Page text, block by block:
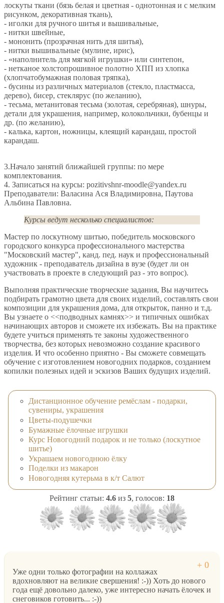
лоскуты ткани (бязь белая и цветная - однотонная и с мелким
рисунком, декоративная ткань),
- иголки для ручного шитья и вышивальные,
- нитки швейные,
- мононить (прозрачная нить для шитья),
- нитки вышивальные (мулине, ирис),
- «наполнитель для мягкой игрушки» или синтепон,
- нетканое холстопрошивное полотно ХПП из хлопка
(хлопчатобумажная половая тряпка),
- бусины из различных материалов (стекло, пластмасса,
дерево), бисер, стеклярус (по желанию),
- тесьма, метанитовая тесьма (золотая, серебряная), шнуры,
детали для украшения, например, колокольчики, бубенцы и
др. (по желанию),
- калька, картон, ножницы, клеящий карандаш, простой
карандаш.
3.Начало занятий ближайшей группы: по мере
комплектования.
4. Записаться на курсы: pozitivshnr-moodle@yandex.ru
Преподаватели: Валасина Ася Владимировна, Паутова
Альбина Павловна.
Курсы ведут несколько специалистов:
Мастер по лоскутному шитью, победитель московского
городского конкурса профессионального мастерства
"Московский мастер", канд. пед. наук и профессиональный
художник - преподаватель дизайна в вузе (будет ли он
участвовать в проекте в следующий раз - это вопрос).
Выполняя практические творческие задания, Вы научитесь
подбирать грамотно цвета для своих изделий, составлять свои
композиции для украшения дома, для открыток, панно и т.д.
Вы узнаете о <<подводных камнях>> и типичных ошибках
начинающих авторов и сможете их избежать. Вы на практике
будете учиться применять те законы художественного
творчества, без которых невозможно создание красивого
изделия. И что особенно приятно - Вы сможете совмещать
обучение с изготовлением новогодних подарков, созданием
копилки полезных идей и эскизов Ваших будущих изделий.
Дистанционное обучение ремёслам - подарки,
сувениры, украшения
Цветы-подушечки
Бумажные ёлочные игрушки
Курс Новогодний подарок и не только (лоскутное
шитье)
Украшаем новогоднюю ёлку
Поделки из макарон
Новогодняя кутерьма в к/т Салют
Рейтинг статьи: 4.6 из 5, голосов: 18
Уже одни только фотографии на коллажах
вдохновляют на великие свершения! :-)) Хоть до нового
года ещё довольно далеко, уже интересно начать ёлочек и
снеговиков готовить... :-))